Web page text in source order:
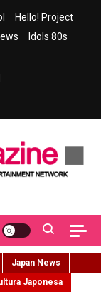
Hello! Project
Idols 80s
Japan News
Japonesa